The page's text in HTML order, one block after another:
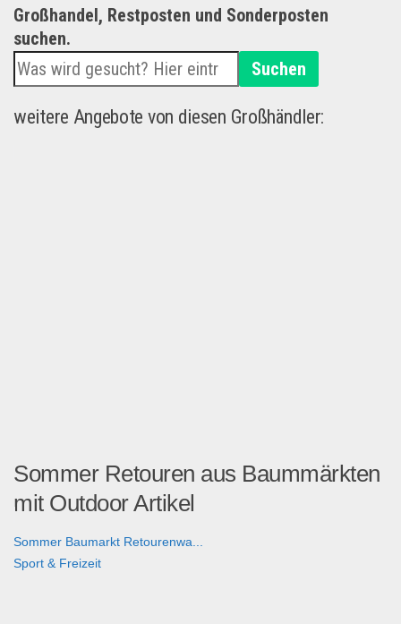
Großhandel, Restposten und Sonderposten
suchen.
Suchen
weitere Angebote von diesen Großhändler:
Sommer Retouren aus Baummärkten
mit Outdoor Artikel
Sommer Baumarkt Retourenwa...
Sport & Freizeit